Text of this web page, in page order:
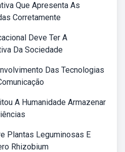
Que Apresenta As
Corretamente
Deve Ter A
Da Sociedade
Das Tecnologias
A Humanidade Armazenar
Plantas Leguminosas E
Rhizobium